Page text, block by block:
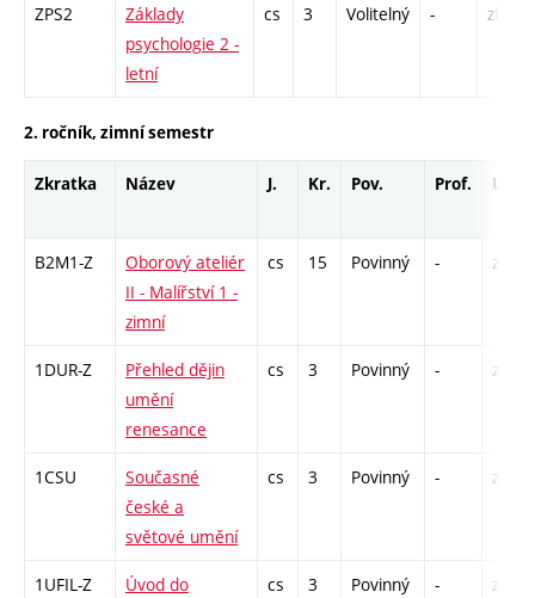
ZPS2
Základy
psychologie 2 -
letní
cs 3 Volitelný - zk
2. ročník, zimní semestr
Zkratka Název J. Kr. Pov. Prof. Uk.
B2M1-Z
Oborový ateliér
II - Malířství 1 -
zimní
cs 15 Povinný - zá,zk
1DUR-Z
Přehled dějin
umění
renesance
cs 3 Povinný - zk
1CSU
Současné
české a
světové umění
cs 3 Povinný - zk
1UFIL-Z
Úvod do
cs 3 Povinný - zk